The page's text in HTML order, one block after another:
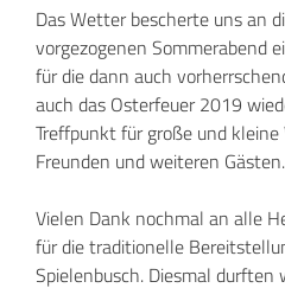
Das Wetter bescherte uns an
vorgezogenen Sommerabend
für die dann auch
auch das Osterfeuer 2019
Treffpunkt für große und
Freunden und weiteren Gästen.
Vielen Dank nochmal an alle
für die traditionelle
Spielenbusch. Diesmal durften